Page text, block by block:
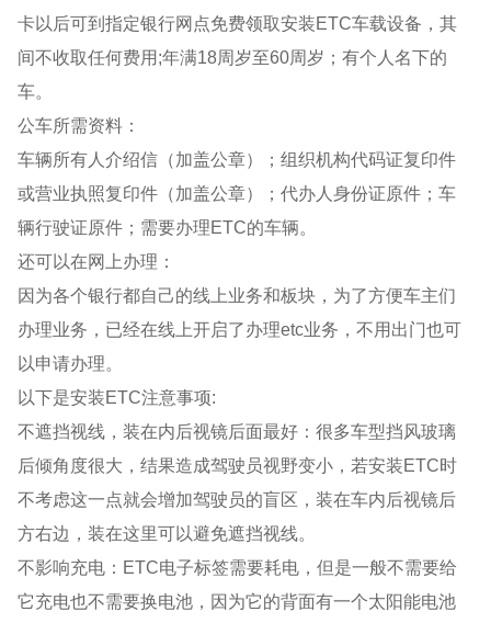
卡以后可到指定银行网点免费领取安装ETC车载设备，其
间不收取任何费用;年满18周岁至60周岁；有个人名下的
车。
公车所需资料：
车辆所有人介绍信（加盖公章）；组织机构代码证复印件
或营业执照复印件（加盖公章）；代办人身份证原件；车
辆行驶证原件；需要办理ETC的车辆。
还可以在网上办理：
因为各个银行都自己的线上业务和板块，为了方便车主们
办理业务，已经在线上开启了办理etc业务，不用出门也可
以申请办理。
以下是安装ETC注意事项:
不遮挡视线，装在内后视镜后面最好：很多车型挡风玻璃
后倾角度很大，结果造成驾驶员视野变小，若安装ETC时
不考虑这一点就会增加驾驶员的盲区，装在车内后视镜后
方右边，装在这里可以避免遮挡视线。
不影响充电：ETC电子标签需要耗电，但是一般不需要给
它充电也不需要换电池，因为它的背面有一个太阳能电池